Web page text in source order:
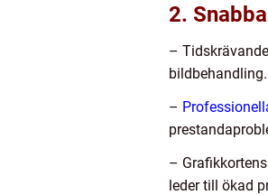
2.
–
bildbehandling.
–
–
leder till ökad